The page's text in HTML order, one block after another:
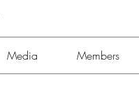
Media Members